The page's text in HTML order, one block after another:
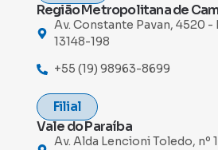
Região Metropolitana de
Av. Constante Pavan, 4520 -
13148-198
+55 (19) 98963-8699
Filial
Vale do Paraíba
Av. Alda Lencioni Toledo, nº